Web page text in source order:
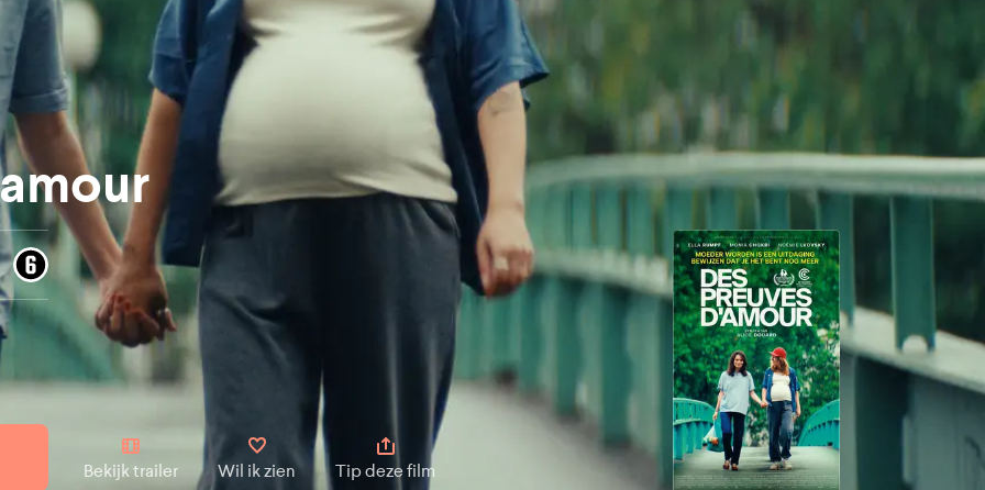
Alle films
Bekijk trailer Wil ik zien Tip deze film